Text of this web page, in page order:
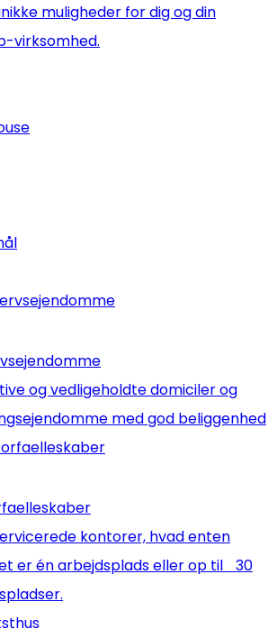
muligheder for dig og din
virksomhed.
og vedligeholdte domiciler og
med god beliggenhed
kontorer, hvad enten
er én arbejdsplads eller op til 30